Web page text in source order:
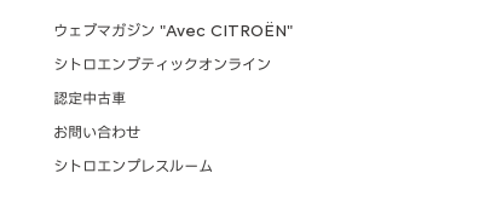
ウェブマガジン "Avec CITROËN"
シトロエンブティックオンライン
認定中古車
お問い合わせ
シトロエンプレスルーム